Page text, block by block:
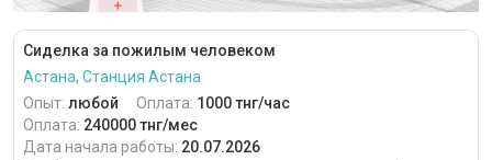
Сиделка за пожилым человеком
Астана, Станция Астана
Опыт: любой Оплата: 1000 тнг/час
Оплата: 240000 тнг/мес
Дата начала работы: 20.07.2026